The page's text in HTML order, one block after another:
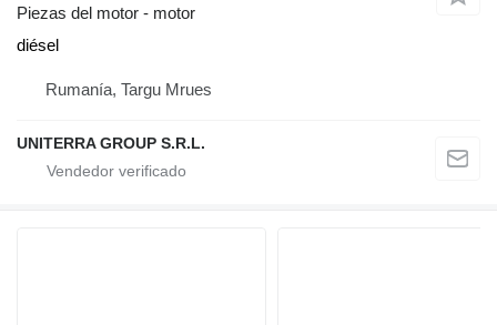
Piezas del motor - motor
diésel
Rumanía, Targu Mrues
UNITERRA GROUP S.R.L.